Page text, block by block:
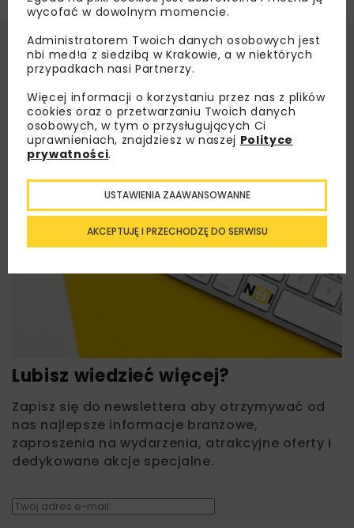
Lubisz wiedzieć więcej?
Zapisz się do newslettera aby otrzymywać od
nas najlepsze informacje branżowe,
zaproszenia na wydarzenia, atrakcyjne oferty i
dedykowane akcje specjalne.
wycofać w dowolnym momencie.
Administratorem Twoich danych osobowych jest
nbi med!a z siedzibą w Krakowie, a w niektórych
przypadkach nasi Partnerzy.
Więcej informacji o korzystaniu przez nas z plików
cookies oraz o przetwarzaniu Twoich danych
osobowych, w tym o przysługujących Ci
uprawnieniach, znajdziesz w naszej Polityce
prywatności.
AKCEPTUJĘ I PRZECHODZĘ DO SERWISU
USTAWIENIA ZAAWANSOWANNE